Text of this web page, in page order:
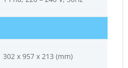
302 x 957 x 213 (mm)